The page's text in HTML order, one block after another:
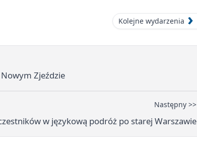
Kolejne wydarzenia
Zjeździe
Następny >>
w językową podróż po starej Warszawie